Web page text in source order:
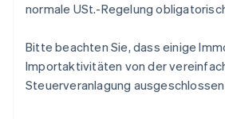
normale USt.-Regelung
Bitte beachten Sie, dass einige
Importaktivitäten von der
Steuerveranlagung ausgeschlossen